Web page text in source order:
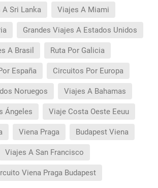
A Sri Lanka Viajes A Miami
Grandes Viajes A Estados Unidos
A Brasil Ruta Por Galicia
España Circuitos Por Europa
Noruegos Viajes A Bahamas
Ángeles Viaje Costa Oeste Eeuu
Viena Praga Budapest Viena
Viajes A San Francisco
Viena Praga Budapest